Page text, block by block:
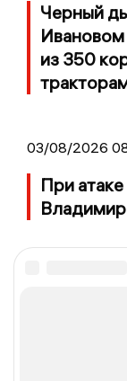
Черный
из 350
03/08/2026
При